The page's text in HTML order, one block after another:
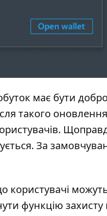
має бути
такого
За
користувачі
функцію